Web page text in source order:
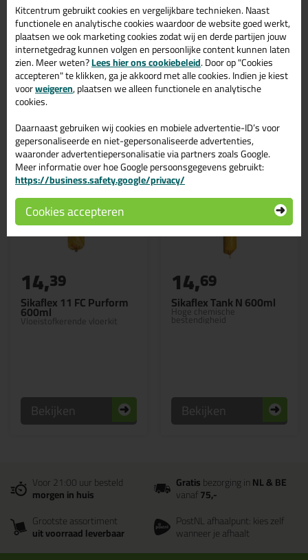
Gerelateerde producten
Sikaflex 11 FC Purform
600ml
Vloeistofkerende vloerkit
14,39
Bekijken
Sikaflex Tank N 600ml
Hoge chemische
bestendigheid
14,69
Bekijken
Voor 21:00 uur besteld
morgen in huis
Gratisbezorging inNL & BE
vanaf75,-
Grootste assortiment
uit voorraad leverbaar
PostNL afhaalpunt: kies zelf
wanneer je afhaalt
Kitcentrum gebruikt cookies en vergelijkbare technieken. Naast
functionele en analytische cookies waardoor de website goed werkt,
plaatsen we ook marketing cookies zodat wij en derde partijen jouw
internetgedrag kunnen volgen en persoonlijke content kunnen laten
zien. Meer weten?Lees hier ons cookiebeleid. Door op "Cookies
accepteren" te klikken, ga je akkoord met alle cookies. Indien je kiest
voorweigeren, plaatsen we alleen functionele en analytische
cookies.
Daarnaast gebruiken wij cookies en mobiele advertentie-ID’s voor
gepersonaliseerde en niet-gepersonaliseerde advertenties,
waaronder advertentiepersonalisatie via partners zoals Google.
Meer informatie over hoe Google persoonsgegevens gebruikt:
https://business.safety.google/privacy/
Cookies accepteren